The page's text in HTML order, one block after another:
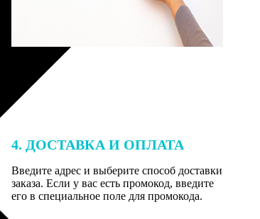
4. ДОСТАВКА И ОПЛАТА
Введите адрес и выберите способ доставки
заказа. Если у вас есть промокод, введите
его в специальное поле для промокода.